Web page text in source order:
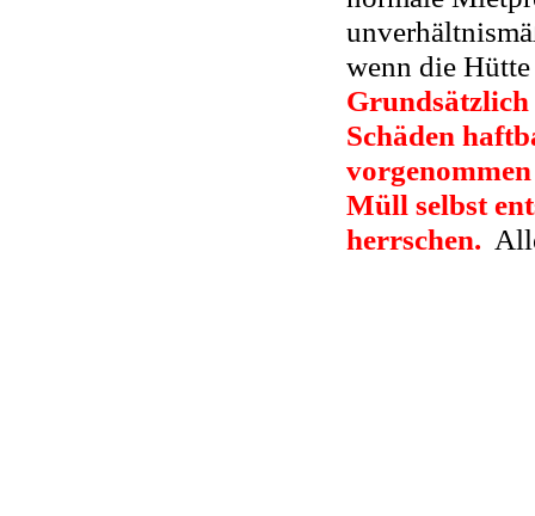
wenn die
Schäden
Müll selbst
herrschen.